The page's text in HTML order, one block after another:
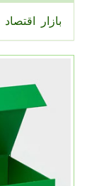
بازار اقتصاد